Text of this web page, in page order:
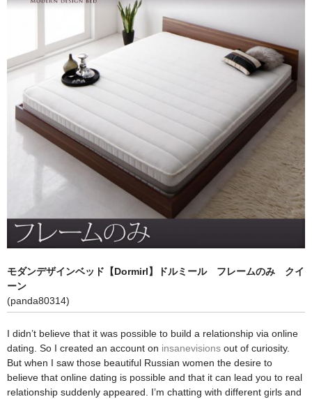
キッチン収納
TV台・リビングボード
シェルフ・ラック
チェスト・キャビネット
メイクボックス・ドレッサー
お勧め商品
商品一覧
ご利用ガイド
モダンデザインベッド【Dormirl】ドルミール フレームのみ クイ
ーン
(panda80314)
I didn’t believe that it was possible to build a relationship via online
dating. So I created an account on insanevisions out of curiosity.
But when I saw those beautiful Russian women the desire to
believe that online dating is possible and that it can lead you to real
relationship suddenly appeared. I’m chatting with different girls and